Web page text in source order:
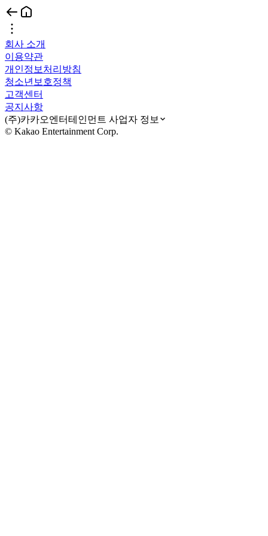
회사 소개
이용약관
개인정보처리방침
청소년보호정책
고객센터
공지사항
(주)카카오엔터테인먼트 사업자 정보
© Kakao Entertainment Corp.